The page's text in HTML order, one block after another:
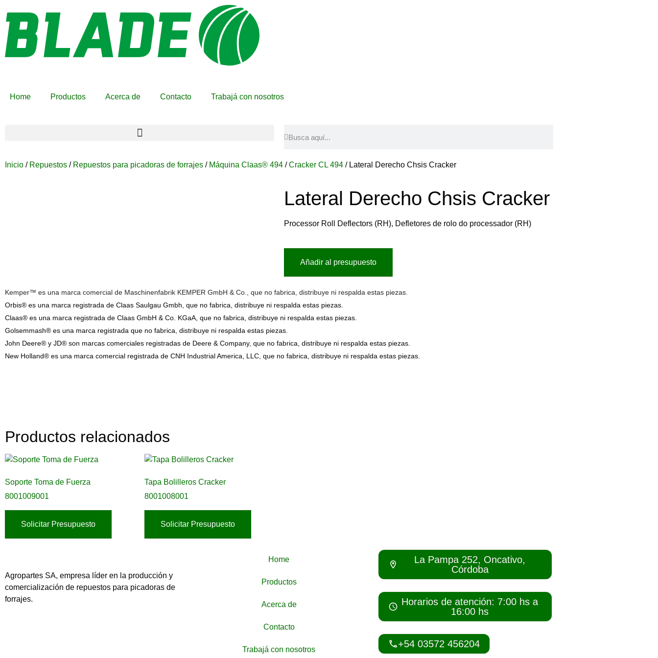
Home Productos Acerca de Contacto Trabajá con nosotros
Inicio / Repuestos / Repuestos para picadoras de forrajes / Máquina Claas® 494 /Cracker CL 494 / Lateral Derecho Chsis Cracker
Lateral Derecho Chsis Cracker
Processor Roll Deflectors (RH), Defletores de rolo do processador (RH)
Añadir al presupuesto
Kemper™ es una marca comercial de Maschinenfabrik KEMPER GmbH & Co., que no fabrica, distribuye ni respalda estas piezas.
Orbis® es una marca registrada de Claas Saulgau Gmbh, que no fabrica, distribuye ni respalda estas piezas.
Claas® es una marca registrada de Claas GmbH & Co. KGaA, que no fabrica, distribuye ni respalda estas piezas.
Golsemmash® es una marca registrada que no fabrica, distribuye ni respalda estas piezas.
John Deere® y JD® son marcas comerciales registradas de Deere & Company, que no fabrica, distribuye ni respalda estas piezas.
New Holland® es una marca comercial registrada de CNH Industrial America, LLC, que no fabrica, distribuye ni respalda estas piezas.
Productos relacionados
Soporte Toma de Fuerza
8001009001
Solicitar Presupuesto
Tapa Bolilleros Cracker
8001008001
Solicitar Presupuesto
Agropartes SA, empresa líder en la producción y
comercialización de repuestos para picadoras de
forrajes.
Home
Productos
Acerca de
Contacto
Trabajá con nosotros
La Pampa 252, Oncativo,
Córdoba
Horarios de atención: 7:00 hs a
16:00 hs
+54 03572 456204